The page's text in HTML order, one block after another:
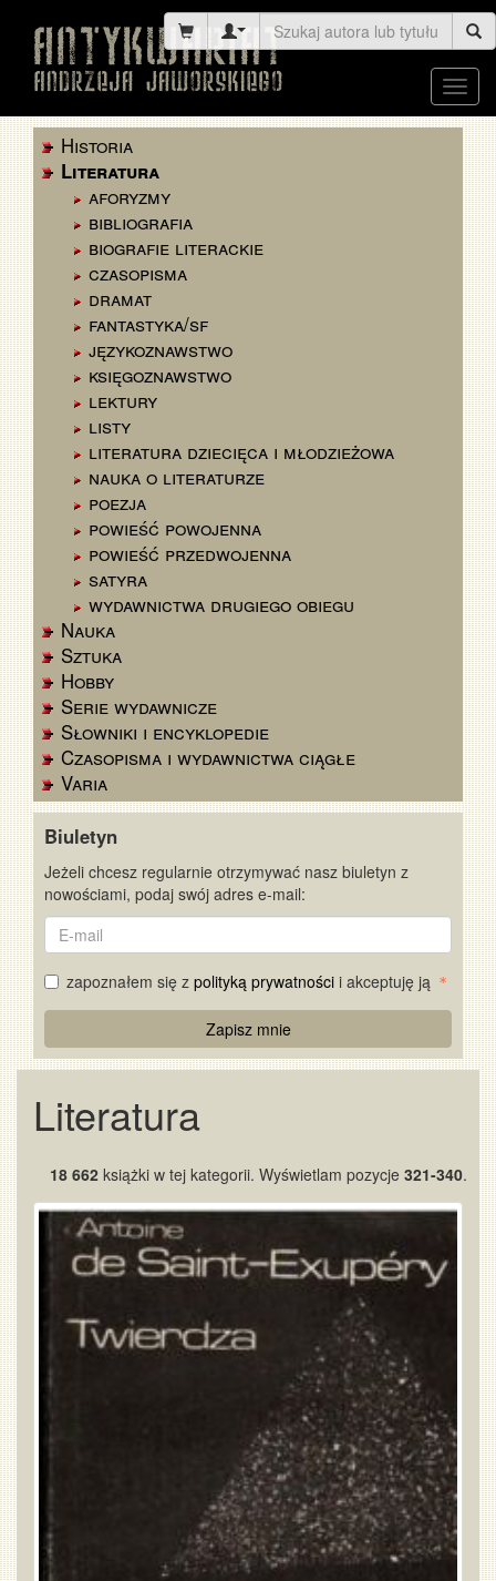
Historia
Literatura
aforyzmy
bibliografia
biografie literackie
czasopisma
dramat
fantastyka/sf
językoznawstwo
księgoznawstwo
lektury
listy
literatura dziecięca i młodzieżowa
nauka o literaturze
poezja
powieść powojenna
powieść przedwojenna
satyra
wydawnictwa drugiego obiegu
Nauka
Sztuka
Hobby
Serie wydawnicze
Słowniki i encyklopedie
Czasopisma i wydawnictwa ciągłe
Varia
Biuletyn
Jeżeli chcesz regularnie otrzymywać nasz biuletyn z
nowościami, podaj swój adres e-mail:
E-
mail
zapoznałem się z polityką prywatności i akceptuję ją
Captcha
Zapisz mnie
Literatura
18 662 książki w tej kategorii. Wyświetlam pozycje 321-340.